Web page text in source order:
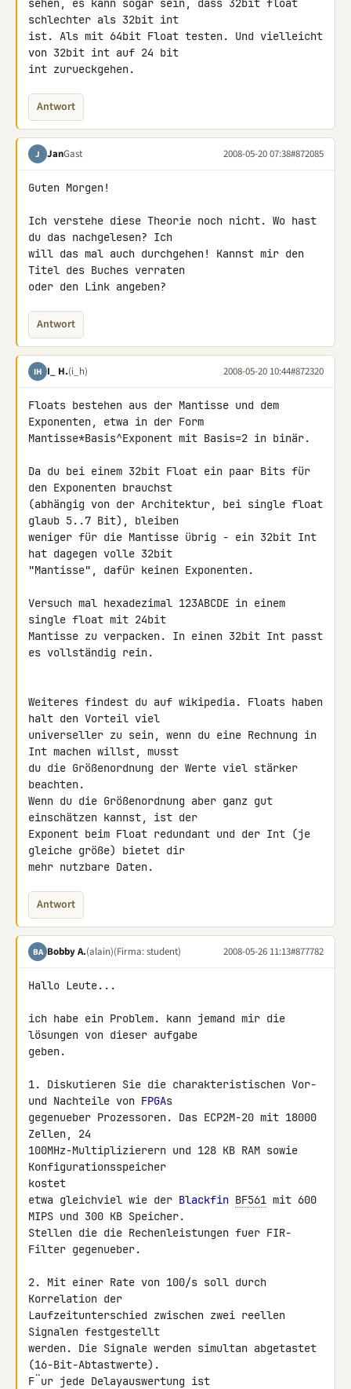
sehen, es kann sogar sein, dass 32bit float
schlechter als 32bit int
ist. Als mit 64bit Float testen. Und vielleicht
von 32bit int auf 24 bit
int zurueckgehen.
Antwort
J JanGast 2008-05-20 07:38#872085
Guten Morgen!
Ich verstehe diese Theorie noch nicht. Wo hast
du das nachgelesen? Ich
will das mal auch durchgehen! Kannst mir den
Titel des Buches verraten
oder den Link angeben?
Antwort
IH I_ H.(i_h) 2008-05-20 10:44#872320
Floats bestehen aus der Mantisse und dem
Exponenten, etwa in der Form
Mantisse*Basis^Exponent mit Basis=2 in binär.
Da du bei einem 32bit Float ein paar Bits für
den Exponenten brauchst
(abhängig von der Architektur, bei single float
glaub 5..7 Bit), bleiben
weniger für die Mantisse übrig - ein 32bit Int
hat dagegen volle 32bit
"Mantisse", dafür keinen Exponenten.
Versuch mal hexadezimal 123ABCDE in einem
single float mit 24bit
Mantisse zu verpacken. In einen 32bit Int passt
es vollständig rein.
Weiteres findest du auf wikipedia. Floats haben
halt den Vorteil viel
universeller zu sein, wenn du eine Rechnung in
Int machen willst, musst
du die Größenordnung der Werte viel stärker
beachten.
Wenn du die Größenordnung aber ganz gut
einschätzen kannst, ist der
Exponent beim Float redundant und der Int (je
gleiche größe) bietet dir
mehr nutzbare Daten.
Antwort
BA Bobby A.(alain)(Firma: student) 2008-05-26 11:13#877782
Hallo Leute...
ich habe ein Problem. kann jemand mir die
lösungen von dieser aufgabe
geben.
1. Diskutieren Sie die charakteristischen Vor-
und Nachteile von FPGAs
gegenueber Prozessoren. Das ECP2M-20 mit 18000
Zellen, 24
100MHz-Multiplizierern und 128 KB RAM sowie
Konfigurationsspeicher
kostet
etwa gleichviel wie der Blackfin BF561 mit 600
MIPS und 300 KB Speicher.
Stellen die die Rechenleistungen fuer FIR-
Filter gegenueber.
2. Mit einer Rate von 100/s soll durch
Korrelation der
Laufzeitunterschied zwischen zwei reellen
Signalen festgestellt
werden. Die Signale werden simultan abgetastet
(16-Bit-Abtastwerte).
F¨ur jede Delayauswertung ist